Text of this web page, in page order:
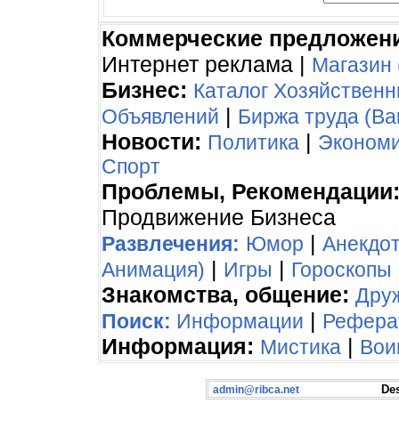
Коммерческие
Интернет реклама | Магазин
Бизнес: Каталог
Объявлений | Биржа труда
Новости: Политика |
Спорт
Проблемы, Рекомендации:
Продвижение Бизнеса
Развлечения: Юмор |
Анимация) | Игры | Гороскопы
Знакомства, общение:
Поиск: Информации |
Информация: Мистика |
admin@ribca.net